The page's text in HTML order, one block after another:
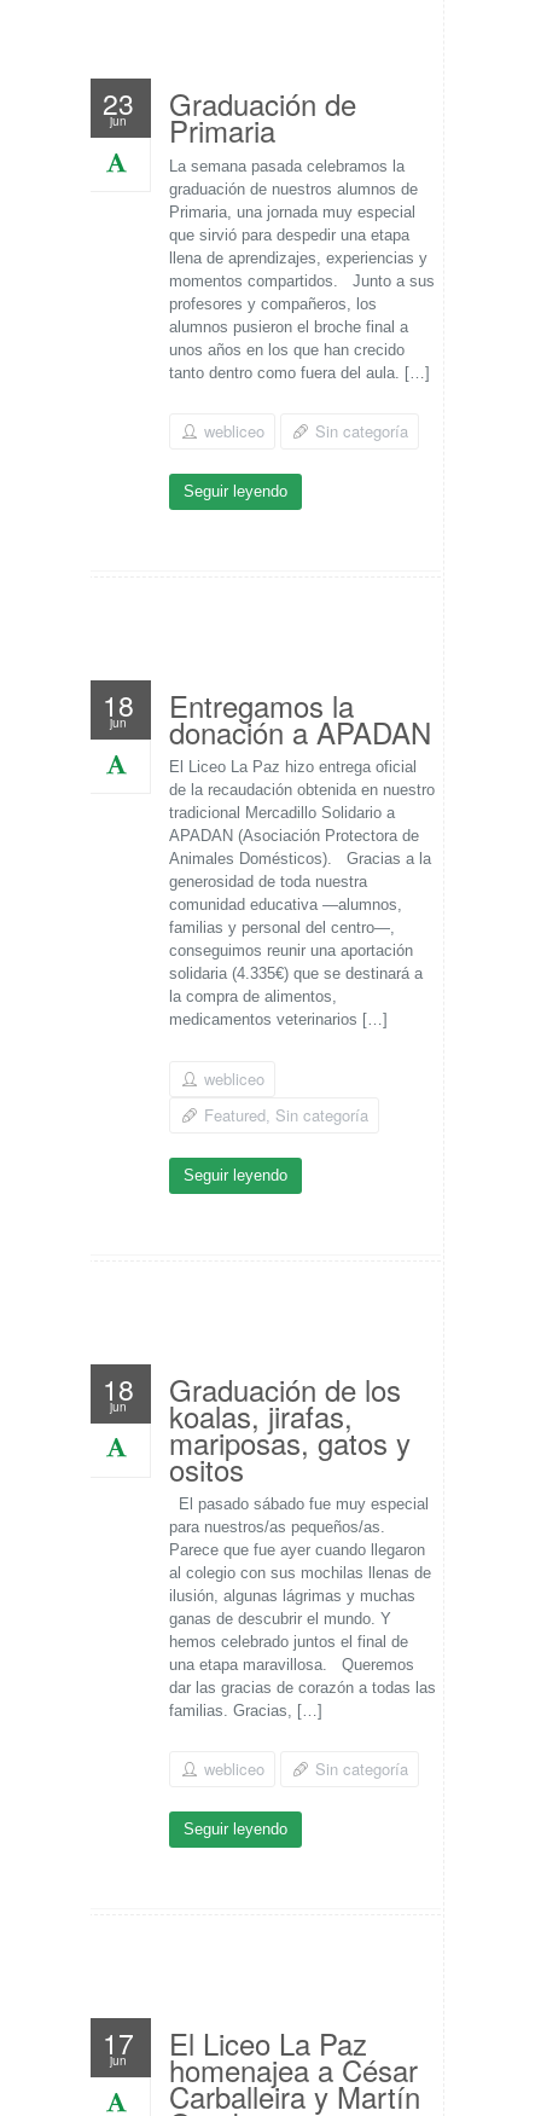
23
jun Graduación de
Primaria
La semana pasada celebramos la
graduación de nuestros alumnos de
Primaria, una jornada muy especial
que sirvió para despedir una etapa
llena de aprendizajes, experiencias y
momentos compartidos. Junto a sus
profesores y compañeros, los
alumnos pusieron el broche final a
unos años en los que han crecido
tanto dentro como fuera del aula. […]
webliceo Sin categoría
Seguir leyendo
18
jun Entregamos la
donación a APADAN
El Liceo La Paz hizo entrega oficial
de la recaudación obtenida en nuestro
tradicional Mercadillo Solidario a
APADAN (Asociación Protectora de
Animales Domésticos). Gracias a la
generosidad de toda nuestra
comunidad educativa —alumnos,
familias y personal del centro—,
conseguimos reunir una aportación
solidaria (4.335€) que se destinará a
la compra de alimentos,
medicamentos veterinarios […]
webliceo
Featured Sin categoría
Seguir leyendo
18
jun Graduación de los
koalas, jirafas,
mariposas, gatos y
ositos
El pasado sábado fue muy especial
para nuestros/as pequeños/as.
Parece que fue ayer cuando llegaron
al colegio con sus mochilas llenas de
ilusión, algunas lágrimas y muchas
ganas de descubrir el mundo. Y
hemos celebrado juntos el final de
una etapa maravillosa. Queremos
dar las gracias de corazón a todas las
familias. Gracias, […]
webliceo Sin categoría
Seguir leyendo
17
jun El Liceo La Paz
homenajea a César
Carballeira y Martín